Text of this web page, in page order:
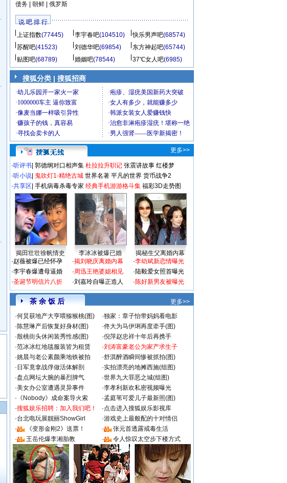
债务| 朝鲜| 俄罗斯
说 吧 排 行
上证指数(77445) 李宇春吧(104510) 快乐男声吧(68574)
苏醒吧(41523) 刘德华吧(69854) 东方神起吧(65744)
贴图吧(68789) 婚姻吧(78544) 37℃女人吧(6985)
搜狐分类 | 搜狐招商
更多>>
·听评书 郭德纲对口相声集 杜拉拉升职记 张震讲故事 红楼梦
·听小说 鬼吹灯1-精绝古城 世界名著 平凡的世界 货币战争2
·共享区 手机病毒杀毒专家 经典手机游游格斗集 福彩3D走势图
揭田壮壮徐帆情史 李冰冰被爆已婚
揭秘生父离婚内幕
·赵薇被爆已经怀孕
·李宇春爆遭母逼婚
·圣诞节明信片八折
·揭刘晓庆离婚内幕
·周迅王艳婆媳相见
·刘嘉玲自曝正造人
·李幼斌新恋情曝光
·陆毅爱女照首曝光
·陈好新男友被曝光
茶 余 饭 后
更多>>
·何炅获地产大亨喂猕猴桃(图) ·独家：章子怡带妈妈看电影
·陈慧琳产后恢复好身材(图) ·佟大为马伊琍再度牵手(图)
·殷桃街头休闲装秀性感(图) ·倪萍赵忠祥十年后再携手
·范冰冰红地毯服装皆为租赁 ·刘涛富豪老公为家产求生子
·姚晨与老公素颜乘地铁被拍 ·舒淇醉酒瞬间惨被抓拍(图)
· 日军竟拿战俘做活体解剖 ·实拍漂亮的地摊西施(组图)
·盘点网坛大腕的暴烈脾气 ·世界九大罪恶之城(组图)
·美女办公室遭遇灵异事件 ·李孝利新欢私密视频曝光
· 《Nobody》成命案导火索 ·孟庭苇可爱儿子最新照(图)
·搜狐娱乐招聘：加入我们吧！ ·点击进入搜狐娱乐影视库
·台北电玩展靓丽ShowGirl ·游戏史上最般配的十对情侣
·
《变形金刚2》送票！ ·
张元首透露戒毒生活
·
王岳伦爆李湘胎教 · 令人惊叹太空步下楼方式